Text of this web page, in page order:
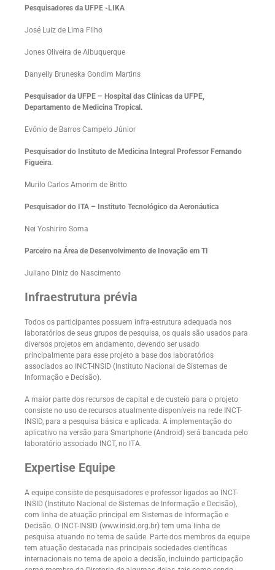
Pesquisadores da UFPE -LIKA
José Luiz de Lima Filho
Jones Oliveira de Albuquerque
Danyelly Bruneska Gondim Martins
Pesquisador da UFPE – Hospital das Clínicas da UFPE,
Departamento de Medicina Tropical.
Evônio de Barros Campelo Júnior
Pesquisador do Instituto de Medicina Integral Professor Fernando
Figueira.
Murilo Carlos Amorim de Britto
Pesquisador do ITA – Instituto Tecnológico da Aeronáutica
Nei Yoshiriro Soma
Parceiro na Área de Desenvolvimento de Inovação em TI
Juliano Diniz do Nascimento
Infraestrutura prévia
Todos os participantes possuem infra-estrutura adequada nos
laboratórios de seus grupos de pesquisa, os quais são usados para
diversos projetos em andamento, devendo ser usado
principalmente para esse projeto a base dos laboratórios
associados ao INCT-INSID (Instituto Nacional de Sistemas de
Informação e Decisão).
A maior parte dos recursos de capital e de custeio para o projeto
consiste no uso de recursos atualmente disponíveis na rede INCT-
INSID, para a pesquisa básica e aplicada. A implementação do
aplicativo na versão para Smartphone (Android) será bancada pelo
laboratório associado INCT, no ITA.
Expertise Equipe
A equipe consiste de pesquisadores e professor ligados ao INCT-
INSID (Instituto Nacional de Sistemas de Informação e Decisão),
com linha de atuação principal em Sistemas de Informação e
Decisão. O INCT-INSID (www.insid.org.br) tem uma linha de
pesquisa atuando no tema de saúde. Parte dos membros da equipe
tem atuação destacada nas principais sociedades científicas
internacionais no tema de apoio a decisão, incluindo participação